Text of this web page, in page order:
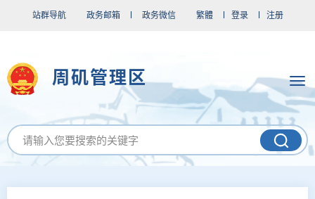
站群导航 政务邮箱 政务微信 繁體 登录 注册
周矶管理区